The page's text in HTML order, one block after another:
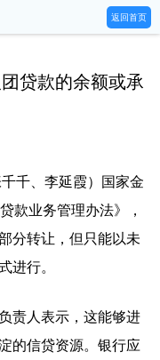
返回首页
贷款的余额或承
千、李延霞）国家金
款业务管理办法》，
分转让，但只能以未
进行。
人表示，这能够进
的信贷资源。银行应